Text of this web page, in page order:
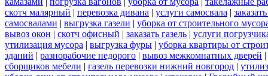
скотч малярный | перевозка дивана | услуги самосвала |
самосвалами | выгрузка газели | уборка от строительного
вывоз окон | скотч офисный | заказать газель | услуги
утилизация мусора | выгрузка фуры | уборка квартиры от
зданий | разнорабочие недорого | вывоз межкомнатных дверей |
сборщиков мебели | газель перевозки нижний новгород |